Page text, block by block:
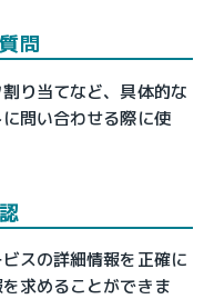
問
り当てなど、具体的な
問い合わせる際に使
スの詳細情報を正確に
求めることができま